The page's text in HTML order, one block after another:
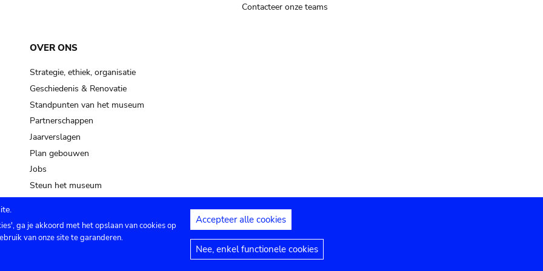
Contacteer onze teams
OVER ONS
Strategie, ethiek, organisatie
Geschiedenis & Renovatie
Standpunten van het museum
Partnerschappen
Jaarverslagen
Plan gebouwen
Jobs
Steun het museum
Privacy instellingen Juridische mededelingen
ga je akkoord met het opslaan van cookies op
van onze site te garanderen.
Accepteer alle cookies
Nee, enkel functionele cookies